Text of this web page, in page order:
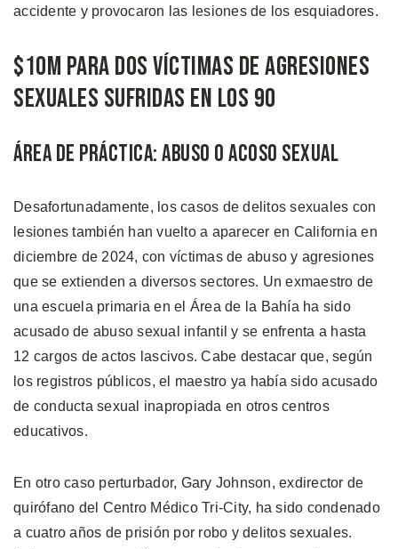
accidente y provocaron las lesiones de los esquiadores.
$10M Para Dos Víctimas de Agresiones
Sexuales Sufridas en los 90
Área de Práctica: Abuso o Acoso Sexual
Desafortunadamente, los casos de delitos sexuales con
lesiones también han vuelto a aparecer en California en
diciembre de 2024, con víctimas de abuso y agresiones
que se extienden a diversos sectores. Un exmaestro de
una escuela primaria en el Área de la Bahía ha sido
acusado de abuso sexual infantil y se enfrenta a hasta
12 cargos de actos lascivos. Cabe destacar que, según
los registros públicos, el maestro ya había sido acusado
de conducta sexual inapropiada en otros centros
educativos.
En otro caso perturbador, Gary Johnson, exdirector de
quirófano del Centro Médico Tri-City, ha sido condenado
a cuatro años de prisión por robo y delitos sexuales.